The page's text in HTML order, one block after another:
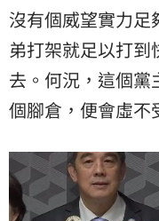
沒有個威望實力
弟打架就足以打
去。何況，這個
個腳倉，便會虛不